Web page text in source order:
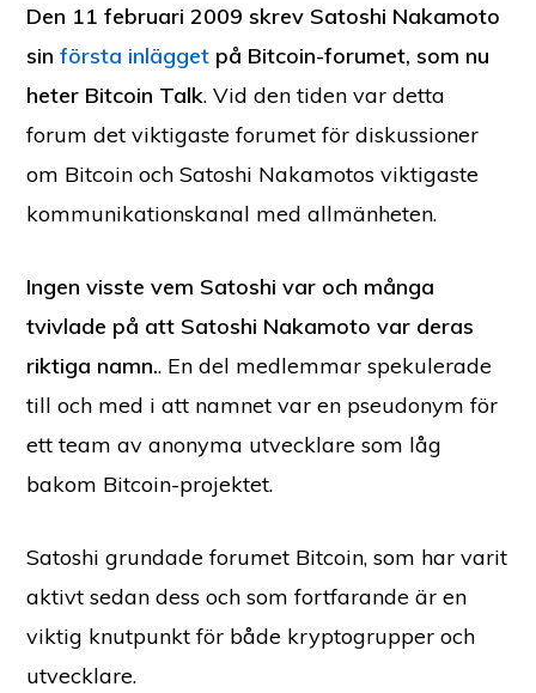
Den 11 februari 2009 skrev Satoshi Nakamoto
sinförsta inlägget på Bitcoin-forumet, som nu
heter Bitcoin Talk. Vid den tiden var detta
forum det viktigaste forumet för diskussioner
om Bitcoin och Satoshi Nakamotos viktigaste
kommunikationskanal med allmänheten.
Ingen visste vem Satoshi var och många
tvivlade på att Satoshi Nakamoto var deras
riktiga namn.. En del medlemmar spekulerade
till och med i att namnet var en pseudonym för
ett team av anonyma utvecklare som låg
bakom Bitcoin-projektet.
Satoshi grundade forumet Bitcoin, som har varit
aktivt sedan dess och som fortfarande är en
viktig knutpunkt för både kryptogrupper och
utvecklare.